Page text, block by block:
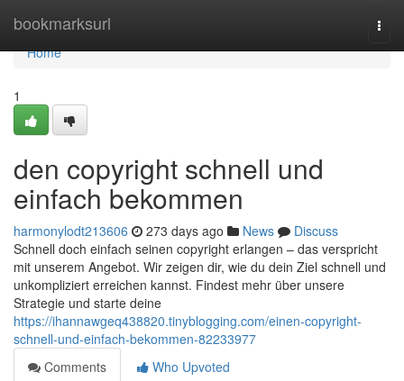
bookmarksurl
Home
Home
1
den copyright schnell und
einfach bekommen
harmonylodt213606 273 days ago News
Discuss
Schnell doch einfach seinen copyright erlangen – das verspricht
mit unserem Angebot. Wir zeigen dir, wie du dein Ziel schnell und
unkompliziert erreichen kannst. Findest mehr über unsere
Strategie und starte deine
https://ihannawgeq438820.tinyblogging.com/einen-copyright-
schnell-und-einfach-bekommen-82233977
Comments
Who Upvoted